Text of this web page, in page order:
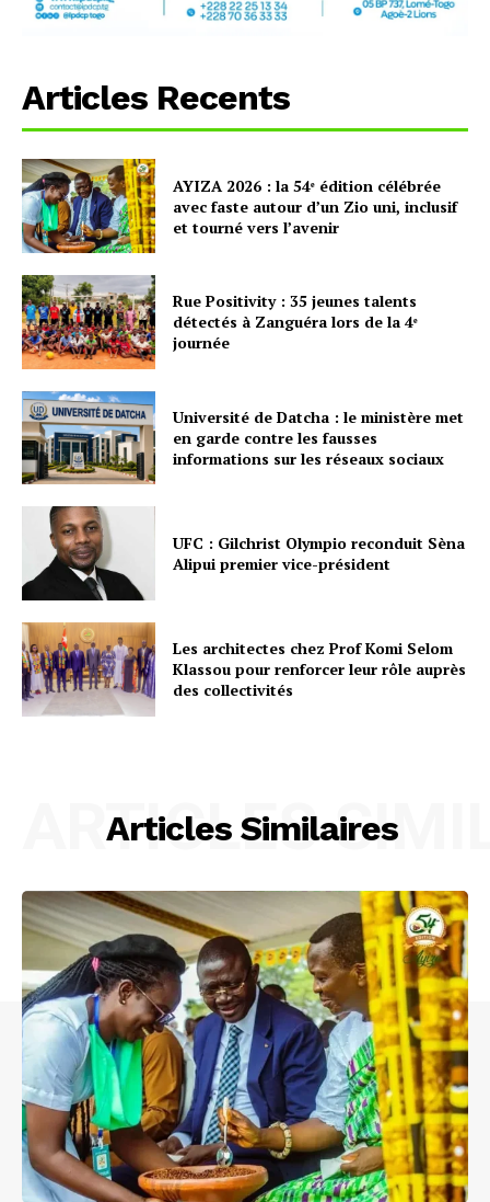
Articles Recents
AYIZA 2026 : la 54ᵉ édition célébrée
avec faste autour d’un Zio uni, inclusif
et tourné vers l’avenir
Rue Positivity : 35 jeunes talents
détectés à Zanguéra lors de la 4ᵉ
journée
Université de Datcha : le ministère met
en garde contre les fausses
informations sur les réseaux sociaux
UFC : Gilchrist Olympio reconduit Sèna
Alipui premier vice-président
Les architectes chez Prof Komi Selom
Klassou pour renforcer leur rôle auprès
des collectivités
Articles Similaires
ARTICLES